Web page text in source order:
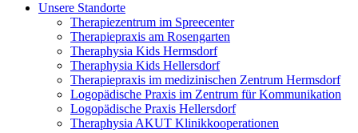
Unsere Standorte
Therapiezentrum im Spreecenter
Therapiepraxis am Rosengarten
Theraphysia Kids Hermsdorf
Theraphysia Kids Hellersdorf
Therapiepraxis im medizinischen Zentrum Hermsdorf
Logopädische Praxis im Zentrum für Kommunikation
Logopädische Praxis Hellersdorf
Theraphysia AKUT Klinikkooperationen